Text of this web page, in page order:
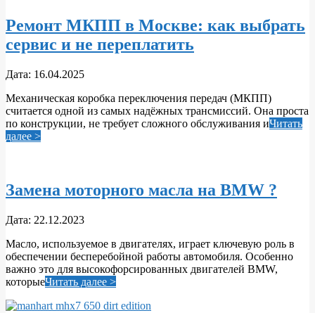
Ремонт МКПП в Москве: как выбрать
сервис и не переплатить
2025-
16
Дата: 16.04.2025
Механическая коробка переключения передач (МКПП)
считается одной из самых надёжных трансмиссий. Она проста
по конструкции, не требует сложного обслуживания иЧитать
далее >
Замена моторного масла на BMW ?
2023-
22
Дата: 22.12.2023
Масло, используемое в двигателях, играет ключевую роль в
обеспечении бесперебойной работы автомобиля. Особенно
важно это для высокофорсированных двигателей BMW,
которыеЧитать далее >